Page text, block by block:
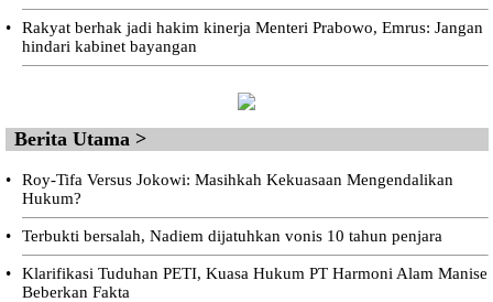
•
Rakyat berhak jadi hakim kinerja Menteri Prabowo, Emrus: Jangan
hindari kabinet bayangan
Berita Utama >
•
Roy-Tifa Versus Jokowi: Masihkah Kekuasaan Mengendalikan
Hukum?
• Terbukti bersalah, Nadiem dijatuhkan vonis 10 tahun penjara
•
Klarifikasi Tuduhan PETI, Kuasa Hukum PT Harmoni Alam Manise
Beberkan Fakta